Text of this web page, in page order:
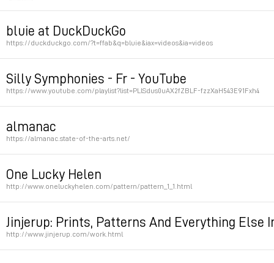
bluie at DuckDuckGo
https://duckduckgo.com/?t=ffab&q=bluie&iax=videos&ia=videos
Silly Symphonies - Fr - YouTube
https://www.youtube.com/playlist?list=PLlSdus0uAX2fZBLF-fzzXaH543E91Fxh4
almanac
https://almanac.state-of-the-arts.net/
One Lucky Helen
http://www.oneluckyhelen.com/pattern/pattern_1_1.html
Jinjerup: Prints, Patterns And Everything Else
http://www.jinjerup.com/work.html